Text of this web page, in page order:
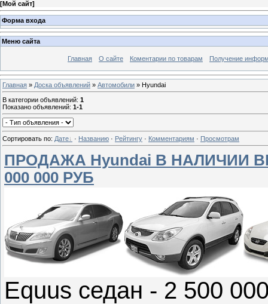
[Мой сайт]
Форма входа
Меню сайта
Главная О сайте Коментарии по товарам Получение
Главная » Доска объявлений » Автомобили » Hyundai
В категории объявлений: 1
Показано объявлений: 1-1
Сортировать по: Дате · Названию · Рейтингу · Комментариям · Просмотрам
ПРОДАЖА Hyundai В НАЛИЧИИ
000 000 РУБ
Equus седан - 2 500